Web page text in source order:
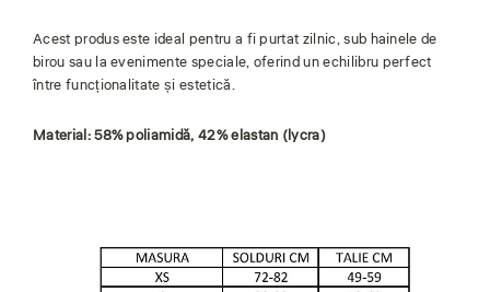
Acest produs este ideal pentru a fi purtat zilnic, sub hainele de
birou sau la evenimente speciale, oferind un echilibru perfect
între funcționalitate și estetică.
Material: 58% poliamidă, 42% elastan (lycra)